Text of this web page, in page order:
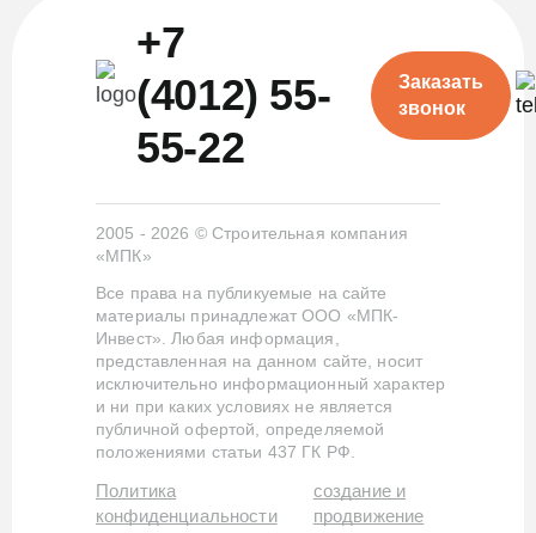
+7
(4012) 55-
55-22
Заказать
звонок
2005 - 2026 © Строительная компания
«МПК»
Все права на публикуемые на сайте
материалы принадлежат ООО «МПК-
Инвест». Любая информация,
представленная на данном сайте, носит
исключительно информационный характер
и ни при каких условиях не является
публичной офертой, определяемой
положениями статьи 437 ГК РФ.
Политика
конфиденциальности
создание и
продвижение